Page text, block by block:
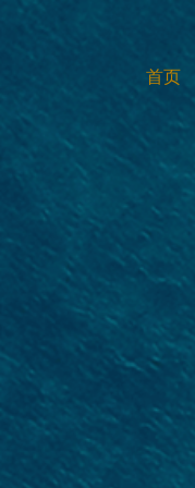
首页